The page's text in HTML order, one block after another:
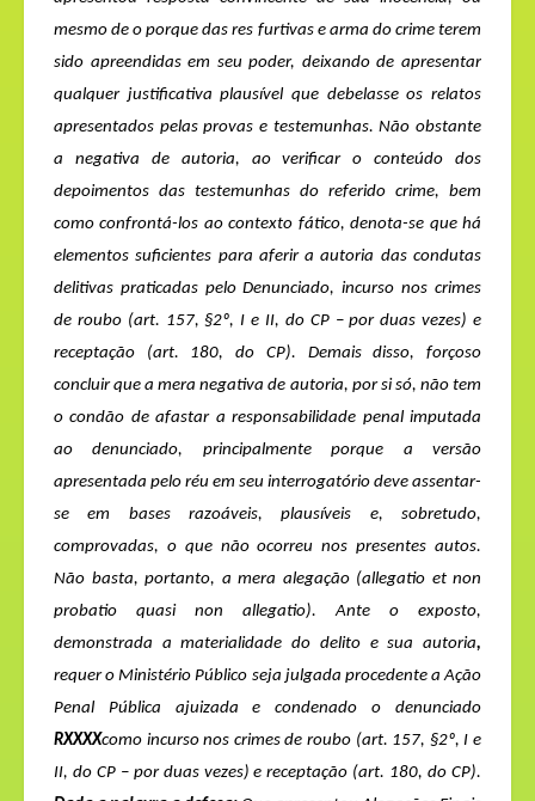
mesmo de o porque dasres furtivase arma do crime terem
sido apreendidas em seu poder, deixando de apresentar
qualquer justificativa plausível que debelasse os relatos
apresentados pelas provas e testemunhas. Não obstante
a negativa de autoria, ao verificar o conteúdo dos
depoimentos das testemunhas do referido crime, bem
como confrontá-los ao contexto fático, denota-se que há
elementos suficientes para aferir a autoria das condutas
delitivas praticadas pelo Denunciado, incurso nos crimes
de roubo (art. 157, §2º, I e II, do CP – por duas vezes) e
receptação (art. 180, do CP). Demais disso, forçoso
concluir que a mera negativa de autoria, por si só, não tem
o condão de afastar a responsabilidade penal imputada
ao denunciado, principalmente porque a versão
apresentada pelo réu em seu interrogatório deve assentar-
se em bases razoáveis, plausíveis e, sobretudo,
comprovadas, o que não ocorreu nos presentes autos.
Não basta, portanto, a mera alegação (allegatio et non
probatio quasi non allegatio).Ante o exposto,
demonstrada a materialidade do delito e sua autoria,
requer o Ministério Público seja julgada procedente a Ação
Penal Pública ajuizada e condenado o denunciado
RXXXXcomo incurso nos crimesde roubo (art. 157, §2º, I e
II, do CP – por duas vezes) e receptação (art. 180, do CP).